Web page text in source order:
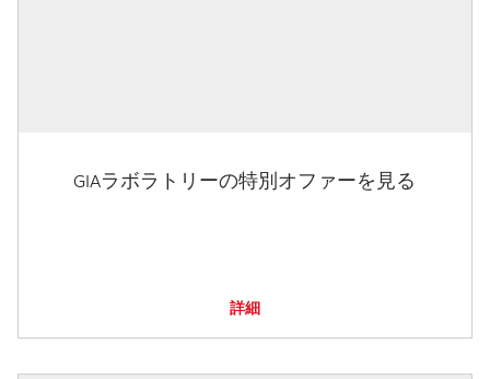
GIAラボラトリーの特別オファーを見る
詳細